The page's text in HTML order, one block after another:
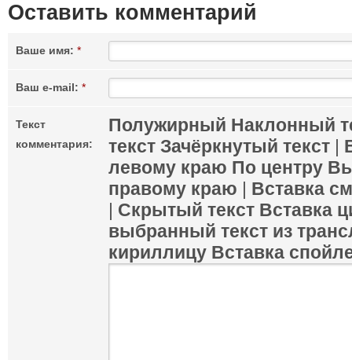
Оставить комментарий
Ваше имя: *
Ваш e-mail: *
Текст
комментария:
Полужирный Наклонный
текст Зачёркнутый текст |
левому краю По центру
правому краю | Вставка
| Скрытый текст Вставка
выбранный текст из
кириллицу Вставка